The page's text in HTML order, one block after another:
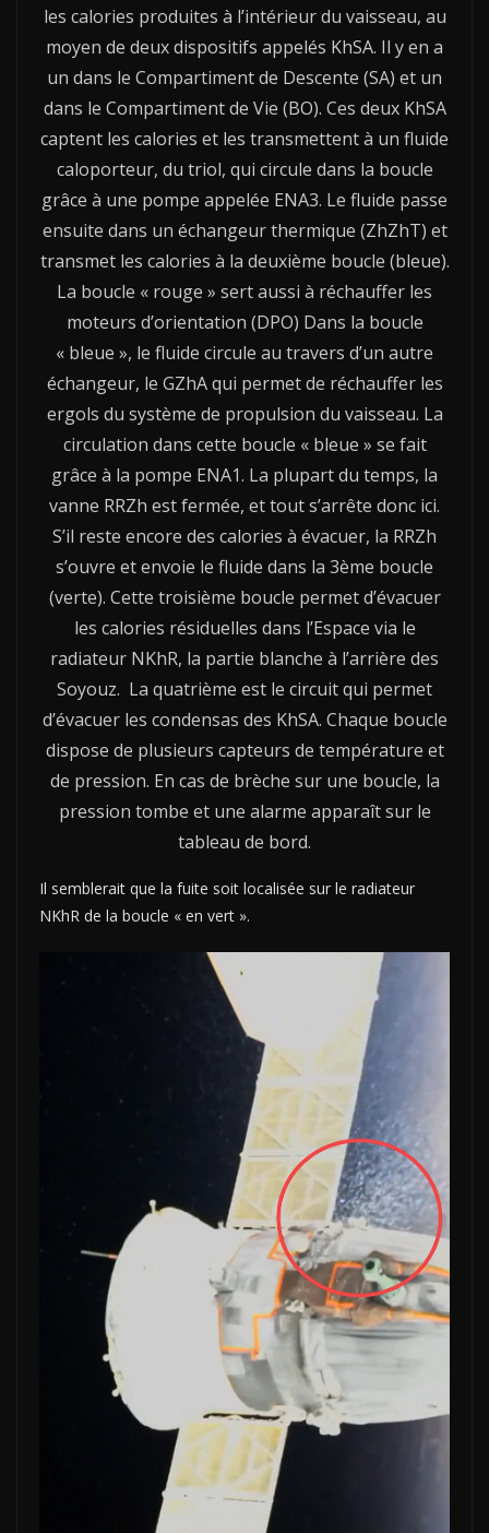
les calories produites à l’intérieur du vaisseau, au
moyen de deux dispositifs appelés KhSA. Il y en a
un dans le Compartiment de Descente (SA) et un
dans le Compartiment de Vie (BO). Ces deux KhSA
captent les calories et les transmettent à un fluide
caloporteur, du triol, qui circule dans la boucle
grâce à une pompe appelée ENA3. Le fluide passe
ensuite dans un échangeur thermique (ZhZhT) et
transmet les calories à la deuxième boucle (bleue).
La boucle « rouge » sert aussi à réchauffer les
moteurs d’orientation (DPO) Dans la boucle
« bleue », le fluide circule au travers d’un autre
échangeur, le GZhA qui permet de réchauffer les
ergols du système de propulsion du vaisseau. La
circulation dans cette boucle « bleue » se fait
grâce à la pompe ENA1. La plupart du temps, la
vanne RRZh est fermée, et tout s’arrête donc ici.
S’il reste encore des calories à évacuer, la RRZh
s’ouvre et envoie le fluide dans la 3ème boucle
(verte). Cette troisième boucle permet d’évacuer
les calories résiduelles dans l’Espace via le
radiateur NKhR, la partie blanche à l’arrière des
Soyouz. La quatrième est le circuit qui permet
d’évacuer les condensas des KhSA. Chaque boucle
dispose de plusieurs capteurs de température et
de pression. En cas de brèche sur une boucle, la
pression tombe et une alarme apparaît sur le
tableau de bord.
Il semblerait que la fuite soit localisée sur le radiateur
NKhR de la boucle « en vert ».